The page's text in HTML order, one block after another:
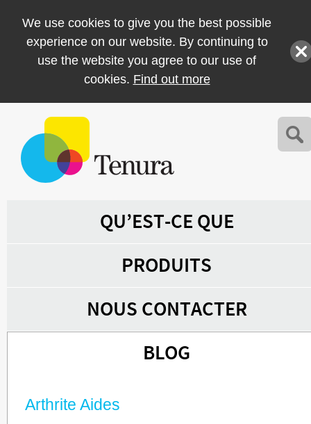
We use cookies to give you the best possible
experience on our website. By continuing to
use the website you agree to our use of
cookies. Find out more
QU’EST-CE QUE
PRODUITS
NOUS CONTACTER
BLOG
Arthrite Aides